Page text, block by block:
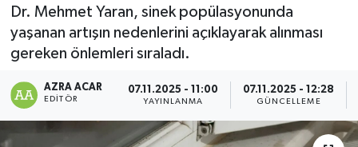
Dr. Mehmet Yaran, sinek popülasyonunda
yaşanan artışın nedenlerini açıklayarak alınması
gereken önlemleri sıraladı.
AZRA ACAR
EDITÖR
07.11.2025 - 11:00
YAYINLANMA
07.11.2025 - 12:28
GÜNCELLEME
Magazin